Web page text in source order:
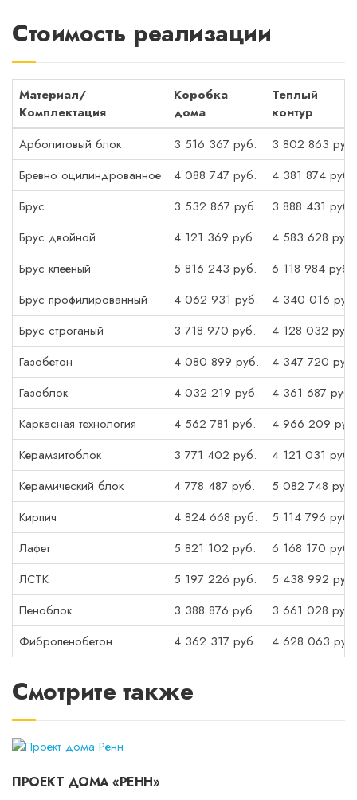
Стоимость реализации
Материал/
Комплектация
Коробка
дома
Теплый
контур
Арболитовый блок
3 516 367 руб.
3 802 863 руб.
Бревно оцилиндрованное
4 088 747 руб.
4 381 874 руб.
Брус
3 532 867 руб.
3 888 431 руб.
Брус двойной
4 121 369 руб.
4 583 628 руб.
Брус клееный
5 816 243 руб.
6 118 984 руб.
Брус профилированный
4 062 931 руб.
4 340 016 руб.
Брус строганый
3 718 970 руб.
4 128 032 руб.
Газобетон
4 080 899 руб.
4 347 720 руб.
Газоблок
4 032 219 руб.
4 361 687 руб.
Каркасная технология
4 562 781 руб.
4 966 209 руб.
Керамзитоблок
3 771 402 руб.
4 121 031 руб.
Керамический блок
4 778 487 руб.
5 082 748 руб.
Кирпич
4 824 668 руб.
5 114 796 руб.
Лафет
5 821 102 руб.
6 168 170 руб.
ЛСТК
5 197 226 руб.
5 438 992 руб.
Пеноблок
3 388 876 руб.
3 661 028 руб.
Фибропенобетон
4 362 317 руб. 4 628 063 руб.
Смотрите также
ПРОЕКТ ДОМА «РЕНН»